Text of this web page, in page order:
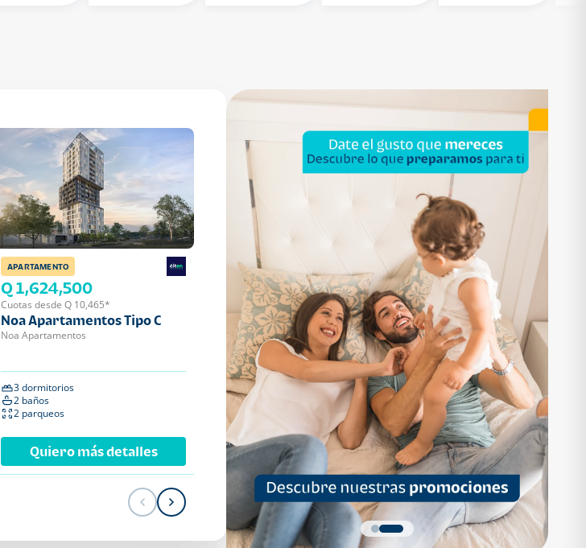
APARTAMENTO
Q 1,624,500
Cuotas desde Q 10,465*
Noa Apartamentos Tipo C
Noa Apartamentos
3 dormitorios
2 baños
2 parqueos
Quiero más detalles
APARTAMENTO
Q 1,136,200
Cuotas desde Q 7,319*
Noa Apartamentos Tipo B
Noa Apartamentos
2 dormitorios
2 baños
1 parqueo
Quiero más detalles
APARTAMENTO
Q 1,559,700
Cuotas desde Q 10,047*
Noa Apartamentos Tipo A
Noa Apartamentos
3 dormitorios
2 baños
2 parqueos
Quiero más detalles